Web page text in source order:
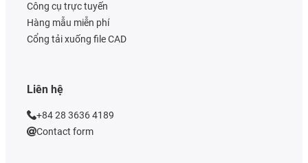
Công cụ trực tuyến
Hàng mẫu miễn phí
Cổng tải xuống file CAD
Liên hệ
+84 28 3636 4189
Contact form